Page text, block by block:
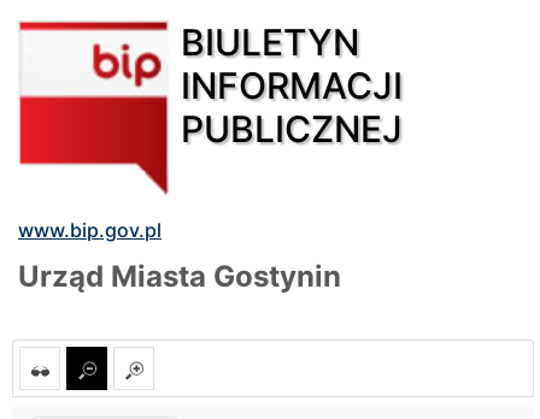
BIULETYN
INFORMACJI
PUBLICZNEJ
www.bip.gov.pl
Urząd Miasta Gostynin